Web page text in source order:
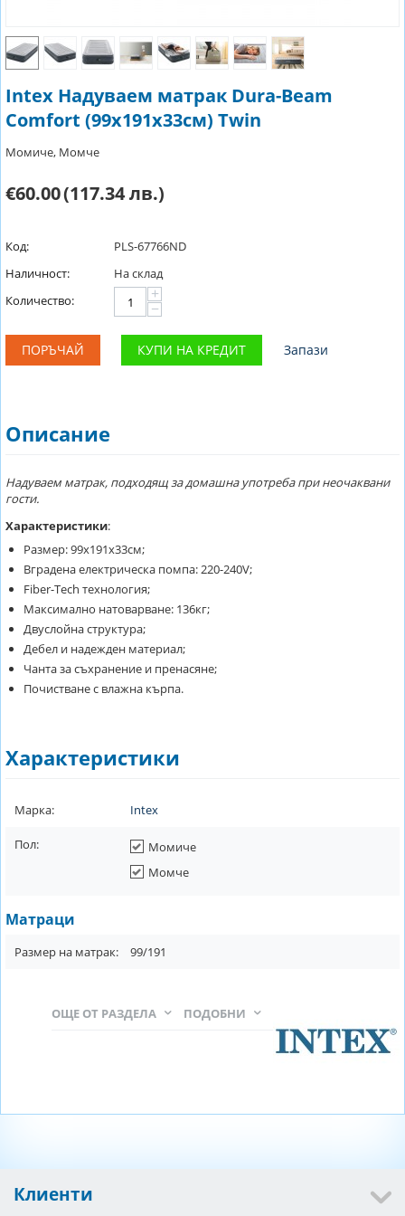
Intex Надуваем матрак Dura-Beam
Comfort (99х191х33см) Twin
Момиче, Момче
€60.00(117.34 лв.)
Код:
PLS-67766ND
Наличност:
На склад
Количество:
+
−
ПОРЪЧАЙ КУПИ НА КРЕДИТ Запази
Описание
Надуваем матрак, подходящ за домашна употреба при неочаквани
гости.
Характеристики:
Размер: 99х191х33см;
Вградена електрическа помпа: 220-240V;
Fiber-Tech технология;
Максимално натоварване: 136кг;
Двуслойна структура;
Дебел и надежден материал;
Чанта за съхранение и пренасяне;
Почистване с влажна кърпа.
Характеристики
Марка: Intex
Пол:
Момиче
Момче
Матраци
Размер на матрак: 99/191
ПОДОБНИ
ОЩЕ ОТ РАЗДЕЛА
Клиенти